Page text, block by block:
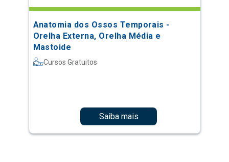
Anatomia dos Ossos Temporais -
Orelha Externa, Orelha Média e
Mastoide
Cursos Gratuitos
Saiba mais